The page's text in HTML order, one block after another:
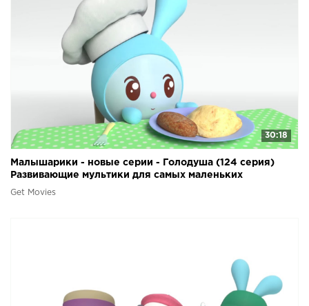
30:18
Малышарики - новые серии - Голодуша (124 серия)
Развивающие мультики для самых маленьких
Get Movies